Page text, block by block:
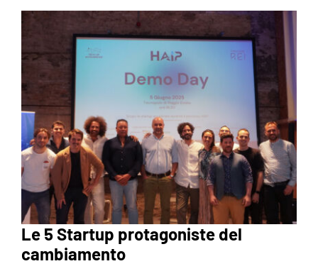
Le 5 Startup protagoniste del
cambiamento